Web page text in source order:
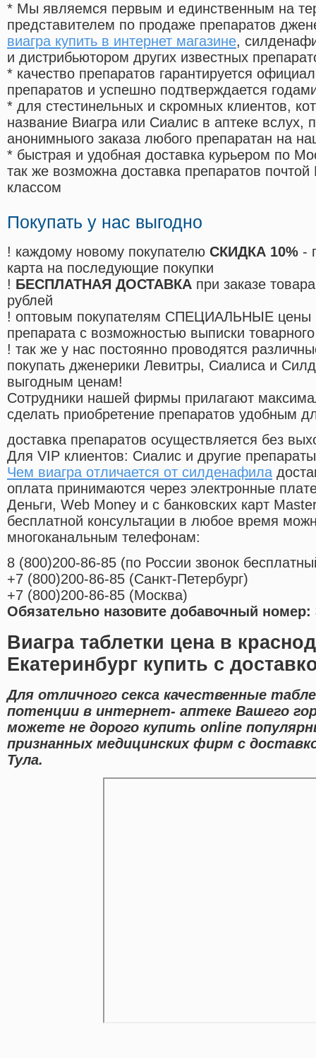
* Мы являемся первым и единственным на
представителем по продаже препаратов
виагра купить в интернет магазине,
и дистрибьютором других известных
* качество препаратов гарантируется
препаратов и успешно подтверждается
* для стестинельных и скромных клиентов,
название Виагра или Сиалис в аптеке вслух,
анонимныого заказа любого препаратан на
* быстрая и удобная доставка курьером по
так же возможна доставка препаратов
классом
Покупать у нас выгодно
! каждому новому покупателю СКИДКА 10% -
карта на последующие покупки
! БЕСПЛАТНАЯ ДОСТАВКА при заказе
рублей
! оптовым покупателям СПЕЦИАЛЬНЫЕ цены
препарата с возможностью выписки
! так же у нас постоянно проводятся
покупать дженерики Левитры, Сиалиса и
выгодным ценам!
Cотрудники нашей фирмы прилагают
сделать приобретение препаратов удобным
доставка препаратов осуществляется без
Для VIP клиентов: Сиалис и другие
Чем виагра отличается от силденафила
оплата принимаются через электронные
Деньги, Web Money и с банковских карт
бесплатной консультации в любое время
многоканальным телефонам:
8 (800)200-86-85 (по России звонок
+7 (800)200-86-85 (Санкт-Петербург)
+7 (800)200-86-85 (Москва)
Обязательно назовите добавочный номер:
Виагра таблетки цена в
Екатеринбург купить с
Для отличного секса качественные
потенции в интернет- аптеке Вашего
можете не дорого купить online
признанных медицинских фирм с
Тула.